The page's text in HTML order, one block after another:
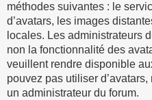
méthodes suivantes : le
d’avatars, les images
locales. Les administrateurs
non la fonctionnalité des
veuillent rendre disponible
pouvez pas utiliser
un administrateur du forum.